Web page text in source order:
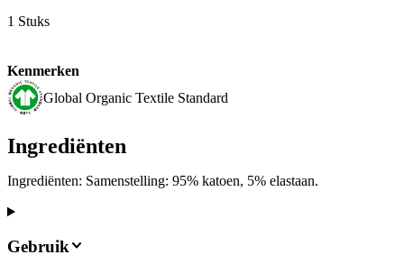
1 Stuks
Kenmerken
Global Organic Textile Standard
Ingrediënten
Ingrediënten: Samenstelling: 95% katoen, 5% elastaan.
Gebruik